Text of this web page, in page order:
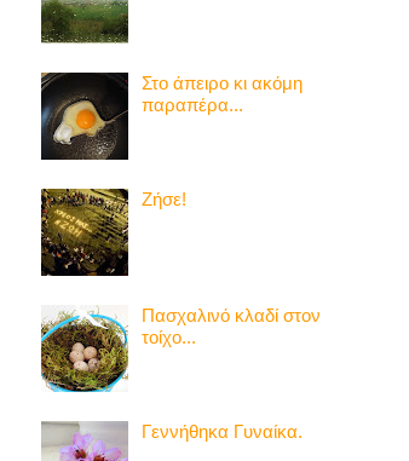
Στο άπειρο κι ακόμη
παραπέρα...
Ζήσε!
Πασχαλινό κλαδί στον
τοίχο...
Γεννήθηκα Γυναίκα.